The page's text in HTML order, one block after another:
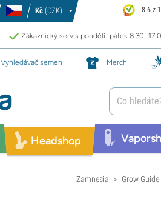
Kč (CZK) 8.6 z
Zákaznický servis pondělí–pátek
Vyhledávač semen Merch
Headshop
Zamnesia > Grow Guide